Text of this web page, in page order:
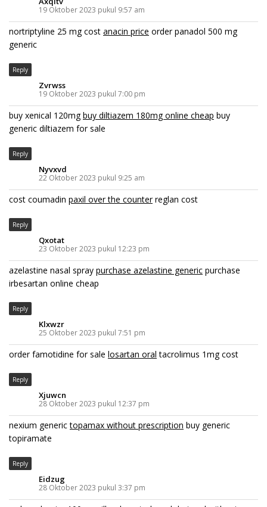
19 Oktober 2023 pukul 9:57 am
nortriptyline 25 mg cost anacin price order panadol 500 mg
generic
Reply
Zvrwss
19 Oktober 2023 pukul 7:00 pm
buy xenical 120mgbuy diltiazem 180mg online cheap buy
generic diltiazem for sale
Reply
Nyvxvd
22 Oktober 2023 pukul 9:25 am
cost coumadin paxil over the counterreglan cost
Reply
Qxotat
23 Oktober 2023 pukul 12:23 pm
azelastine nasal spray purchase azelastine generic purchase
irbesartan online cheap
Reply
Klxwzr
25 Oktober 2023 pukul 7:51 pm
order famotidine for sale losartan oral tacrolimus 1mg cost
Reply
Xjuwcn
28 Oktober 2023 pukul 12:37 pm
nexium generictopamax without prescription buy generic
topiramate
Reply
Eidzug
28 Oktober 2023 pukul 3:37 pm